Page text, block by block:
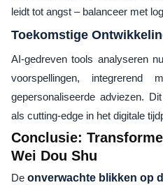
leidt tot angst – balanceer met
Toekomstige
AI-gedreven tools analyseren
voorspellingen, integrerend
gepersonaliseerde adviezen.
als cutting-edge in het digitale
Conclusie:
Wei Dou Shu
Deonverwachte blikken op